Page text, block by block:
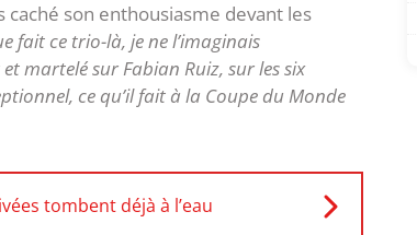
caché son enthousiasme devant les
fait ce trio-là, je ne l’imaginais
martelé sur Fabian Ruiz, sur les six
ce qu’il fait à la Coupe du Monde
tombent déjà à l’eau